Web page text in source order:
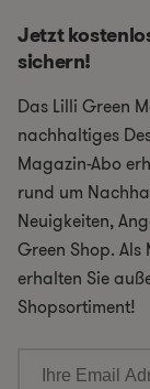
Jetzt
sichern!
Das Lilli Green
nachhaltiges
Magazin-Abo
rund um
Neuigkeiten,
Green Shop.
erhalten Sie
Shopsortiment!